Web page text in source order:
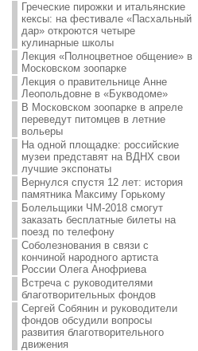
Греческие пирожки и итальянские
кексы: на фестивале «Пасхальный
дар» откроются четыре
кулинарные школы
Лекция «Полноцветное общение» в
Московском зоопарке
Лекция о правительнице Анне
Леопольдовне в «Букводоме»
В Московском зоопарке в апреле
переведут питомцев в летние
вольеры
На одной площадке: российские
музеи представят на ВДНХ свои
лучшие экспонаты
Вернулся спустя 12 лет: история
памятника Максиму Горькому
Болельщики ЧМ-2018 смогут
заказать бесплатные билеты на
поезд по телефону
Соболезнования в связи с
кончиной народного артиста
России Олега Анофриева
Встреча с руководителями
благотворительных фондов
Сергей Собянин и руководители
фондов обсудили вопросы
развития благотворительного
движения